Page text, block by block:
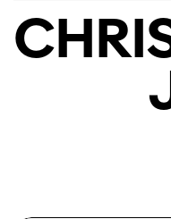
Cette page
optimale avec
utiliser